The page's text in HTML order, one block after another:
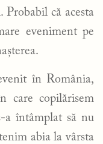
că acesta
eveniment pe
în România,
care copilărisem
a întâmplat să nu
abia la vârsta